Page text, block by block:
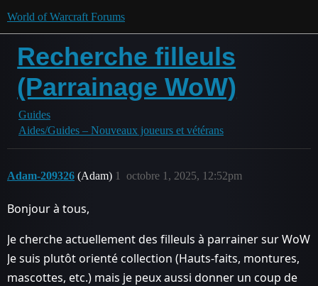
World of Warcraft Forums
Recherche filleuls
(Parrainage WoW)
Guides
Aides/Guides – Nouveaux joueurs et vétérans
Adam-209326 (Adam) octobre 1, 2025, 12:52pm
1
Bonjour à tous,
Je cherche actuellement des filleuls à parrainer sur WoW
Je suis plutôt orienté collection (Hauts-faits, montures,
mascottes, etc.) mais je peux aussi donner un coup de